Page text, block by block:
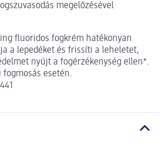
megelőzésével
fluoridos fogkrém hatékonyan
a lepedéket és frissíti a leheletet,
nyújt a fogérzékenység ellen*.
fogmosás esetén.